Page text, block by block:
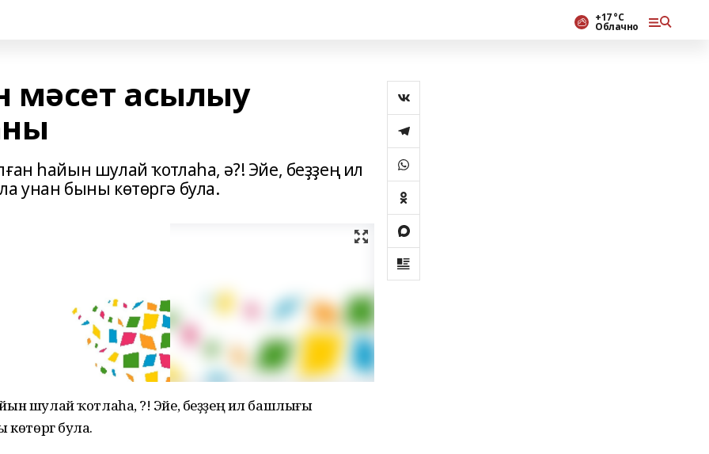
+17 °С
Облачно
мәсет асылыу
һайын шулай ҡотлаһа, ә?! Эйе, беҙҙең ил
унан быны көтөргә була.
шулай ҡотлаһа, ә?! Эйе, беҙҙең ил башлығы
була.